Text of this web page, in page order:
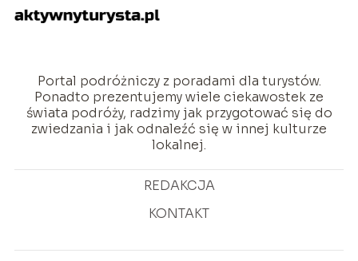
Portal podróżniczy z poradami dla turystów.
Ponadto prezentujemy wiele ciekawostek ze
świata podróży, radzimy jak przygotować się do
zwiedzania i jak odnaleźć się w innej kulturze
lokalnej.
REDAKCJA
KONTAKT